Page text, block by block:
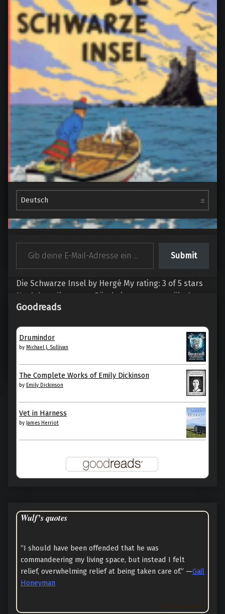
Kummer aller Art, von Mariana Leky
Kummer aller Art by Mariana Leky My rating: 5 of 5
stars Stellt Euch doch mal ein zartes, luftiges
Zitronen-Mousse…
Continue reading“Kummer aller Art, von Mariana Leky”
…
Die schwarze Insel (Tim und
Struppi, Band 6), von Hergé
Die Schwarze Insel by Hergé My rating: 3 of 5 stars
Nachdem die ersten Bände in – aus europäischer
Sicht…
Continue reading
22. Mai 2022 0
Sprache auswählen
Gib deine E-Mail-Adresse ein ...
Submit
Goodreads
Drumindor
by Michael J. Sullivan
The Complete Works of Emily Dickinson
by Emily Dickinson
Vet in Harness
by James Herriot
Wulf’s quotes
“I should have been offended that he was
commandeering my living space, but instead I felt
relief, overwhelming relief at being taken care of.” —Gail
Honeyman